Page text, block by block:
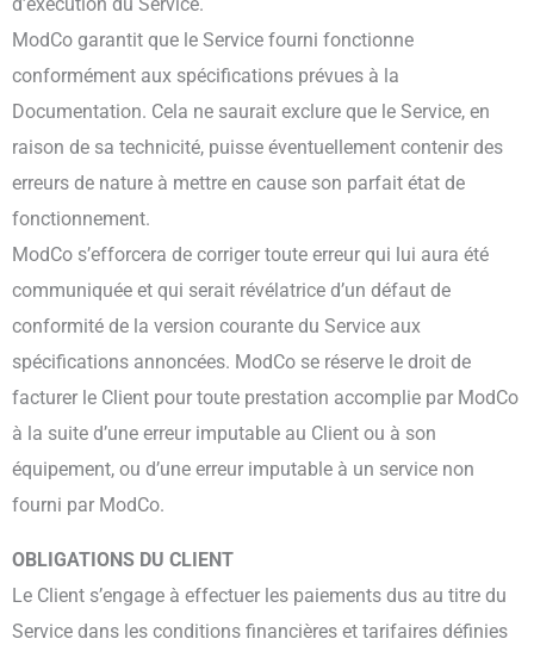
ModCo garantit que le Service fourni fonctionne
conformément aux spécifications prévues à la
Documentation. Cela ne saurait exclure que le Service, en
raison de sa technicité, puisse éventuellement contenir des
erreurs de nature à mettre en cause son parfait état de
fonctionnement.
ModCo s’efforcera de corriger toute erreur qui lui aura été
communiquée et qui serait révélatrice d’un défaut de
conformité de la version courante du Service aux
spécifications annoncées. ModCo se réserve le droit de
facturer le Client pour toute prestation accomplie par ModCo
à la suite d’une erreur imputable au Client ou à son
équipement, ou d’une erreur imputable à un service non
fourni par ModCo.
OBLIGATIONS DU CLIENT
Le Client s’engage à effectuer les paiements dus au titre du
Service dans les conditions financières et tarifaires définies